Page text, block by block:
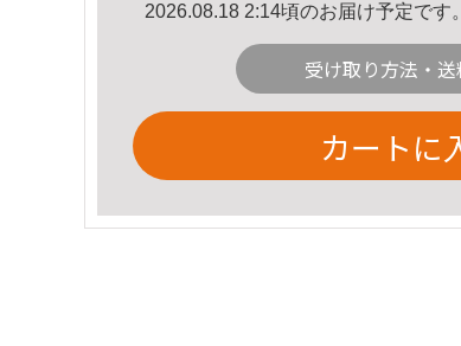
2026.08.18 2:14頃のお届け予定です。
受け取り方法・
カートに